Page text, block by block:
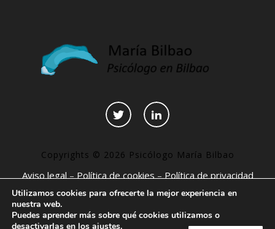
Copyrights © 2026 Psicólogo María Bilbao
Aviso legal – Política de cookies – Política de privacidad
–Declaración de accesibilidad–Páginas interesantes
Utilizamos cookies para ofrecerte la mejor experiencia en
nuestra web.
Puedes aprender más sobre qué cookies utilizamos o
desactivarlas en los ajustes.